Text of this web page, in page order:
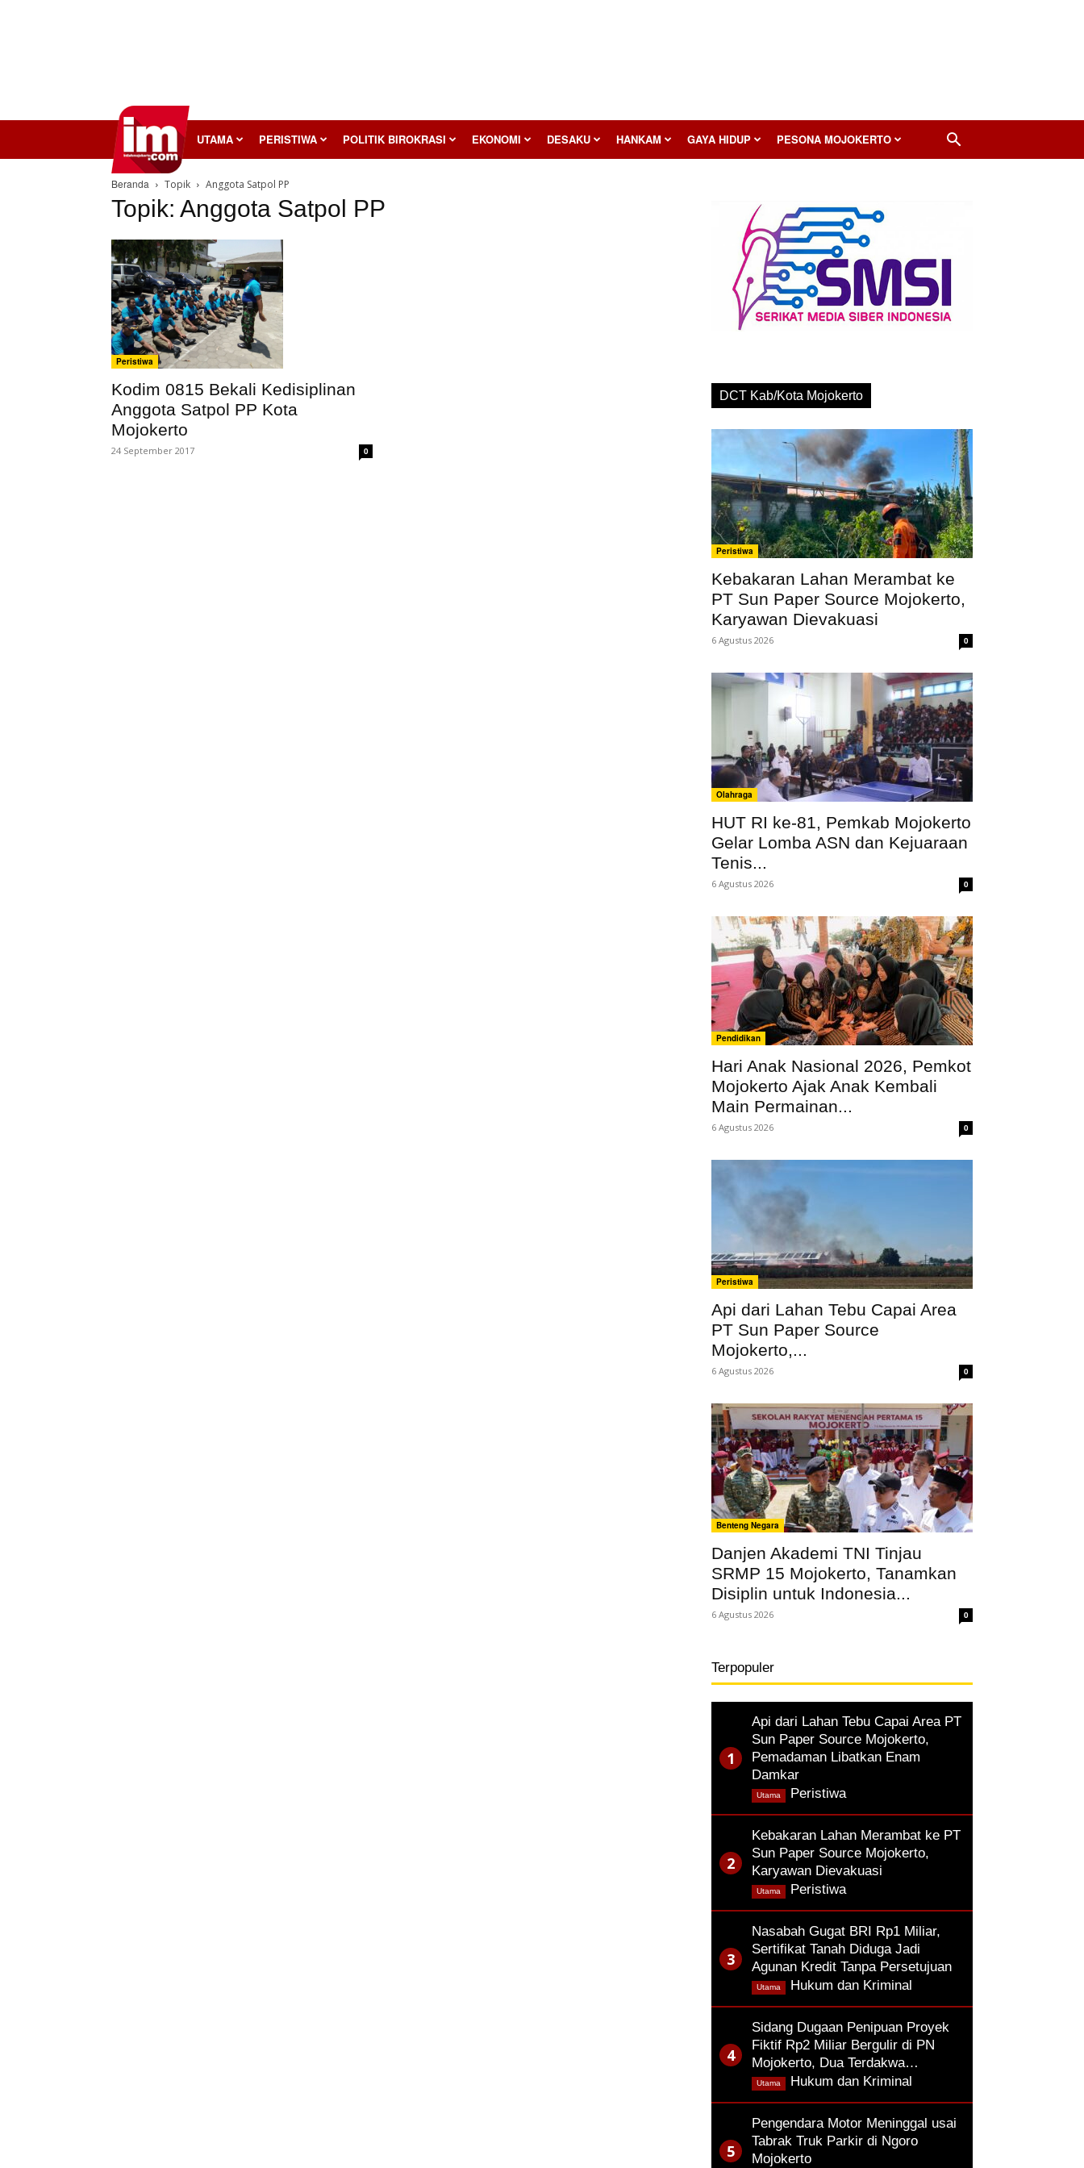
InilahMojokerto UTAMA PERISTIWA POLITIK BIROKRASI EKONOMI DESAKU HANKAM GAYA HIDUP PESONA MOJOKERTO
Beranda Topik Anggota Satpol PP
Topik: Anggota Satpol PP
Peristiwa
Kodim 0815 Bekali Kedisiplinan
Anggota Satpol PP Kota
Mojokerto
24 September 2017 0
DCT Kab/Kota Mojokerto
Peristiwa
Kebakaran Lahan Merambat ke
PT Sun Paper Source Mojokerto,
Karyawan Dievakuasi
6 Agustus 2026 0
Olahraga
HUT RI ke-81, Pemkab Mojokerto
Gelar Lomba ASN dan Kejuaraan
Tenis...
6 Agustus 2026 0
Pendidikan
Hari Anak Nasional 2026, Pemkot
Mojokerto Ajak Anak Kembali
Main Permainan...
6 Agustus 2026 0
Peristiwa
Api dari Lahan Tebu Capai Area
PT Sun Paper Source
Mojokerto,...
6 Agustus 2026 0
Benteng Negara
Danjen Akademi TNI Tinjau
SRMP 15 Mojokerto, Tanamkan
Disiplin untuk Indonesia...
6 Agustus 2026 0
Terpopuler
Api dari Lahan Tebu Capai Area PT
Sun Paper Source Mojokerto,
Pemadaman Libatkan Enam
Damkar
Peristiwa,
Utama
Kebakaran Lahan Merambat ke PT
Sun Paper Source Mojokerto,
Karyawan Dievakuasi
Peristiwa,
Utama
Nasabah Gugat BRI Rp1 Miliar,
Sertifikat Tanah Diduga Jadi
Agunan Kredit Tanpa Persetujuan
Hukum dan Kriminal
Utama
Sidang Dugaan Penipuan Proyek
Fiktif Rp2 Miliar Bergulir di PN
Mojokerto, Dua Terdakwa…
Hukum dan Kriminal
Utama
Pengendara Motor Meninggal usai
Tabrak Truk Parkir di Ngoro
Mojokerto